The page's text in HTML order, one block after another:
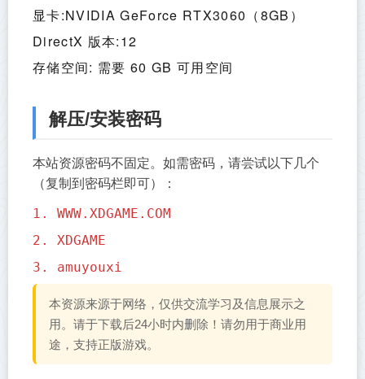
显卡:NVIDIA GeForce RTX3060（8GB）
DirectX 版本:12
存储空间: 需要 60 GB 可用空间
解压/安装密码
本站资源密码不固定。如需密码，请尝试以下几个
（复制到密码栏即可）：
1. WWW.XDGAME.COM
2. XDGAME
3. amuyouxi
本资源来源于网络，仅供交流学习及信息展示之
用。请于下载后24小时内删除！请勿用于商业用
途，支持正版游戏。